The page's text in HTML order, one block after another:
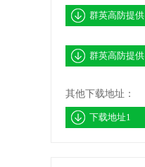
群英高防提供
群英高防提供
其他下载地址：
下载地址1